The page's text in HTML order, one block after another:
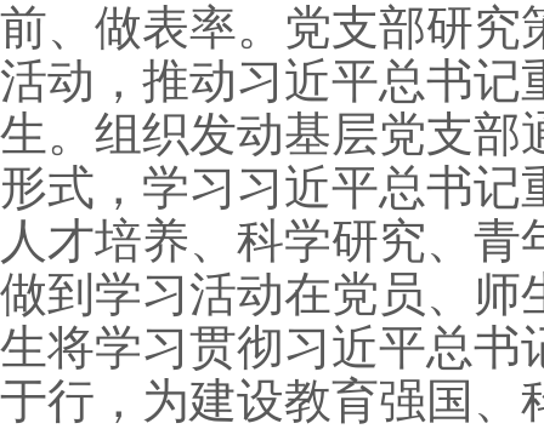
前、做表率。党支部研究
活动，推动习近平总书记
生。组织发动基层党支部
形式，学习习近平总书
人才培养、科学研究、
做到学习活动在党员、师
生将学习贯彻习近平总书
于行，为建设教育强国、